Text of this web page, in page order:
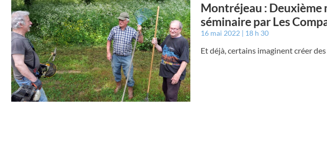
Montréjeau : Deuxième
séminaire par Les
16 mai 2022 18 h 30
Et déjà, certains imaginent créer